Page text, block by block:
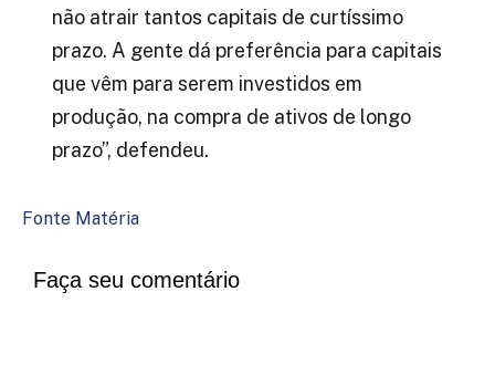
não atrair tantos capitais de curtíssimo
prazo. A gente dá preferência para capitais
que vêm para serem investidos em
produção, na compra de ativos de longo
prazo”, defendeu.
Fonte Matéria
Faça seu comentário